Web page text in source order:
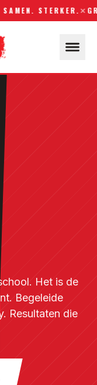
STERKER.✕GRATIS
Het is de
Begeleide
Resultaten die